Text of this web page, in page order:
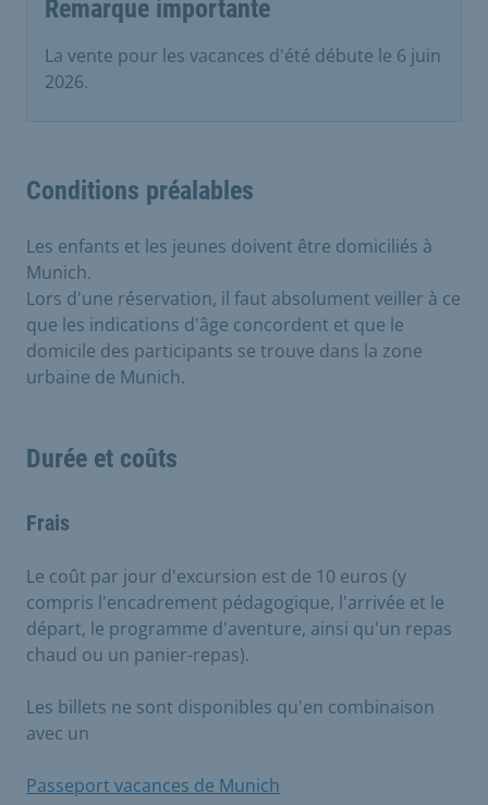
Remarque importante
La vente pour les vacances d'été débute le 6 juin
2026.
Conditions préalables
Les enfants et les jeunes doivent être domiciliés à
Munich.
Lors d'une réservation, il faut absolument veiller à ce
que les indications d'âge concordent et que le
domicile des participants se trouve dans la zone
urbaine de Munich.
Durée et coûts
Frais
Le coût par jour d'excursion est de 10 euros (y
compris l'encadrement pédagogique, l'arrivée et le
départ, le programme d'aventure, ainsi qu'un repas
chaud ou un panier-repas).
Les billets ne sont disponibles qu'en combinaison
avec un
Passeport vacances de Munich